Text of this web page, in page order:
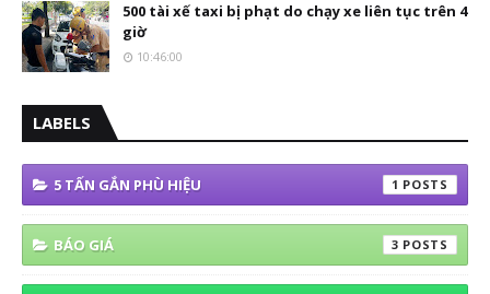
500 tài xế taxi bị phạt do chạy xe liên tục trên 4
giờ
10:46:00
LABELS
5 TẤN GẮN PHÙ HIỆU 1
BÁO GIÁ 3